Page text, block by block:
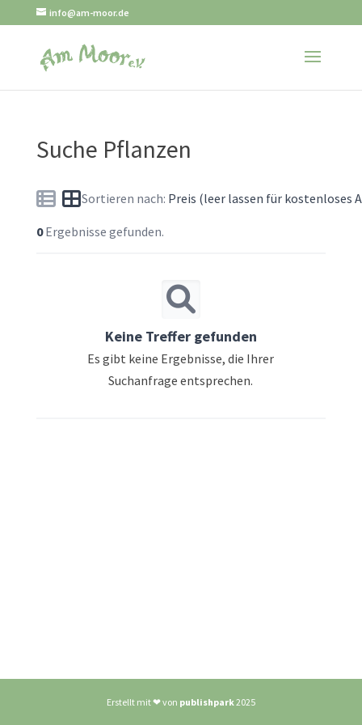
info@am-moor.de
Suche Pflanzen
Sortieren nach: Preis (leer lassen für kostenloses
0 Ergebnisse gefunden.
Keine Treffer gefunden
Es gibt keine Ergebnisse, die Ihrer
Suchanfrage entsprechen.
Erstellt mit ❤ von publishpark2025